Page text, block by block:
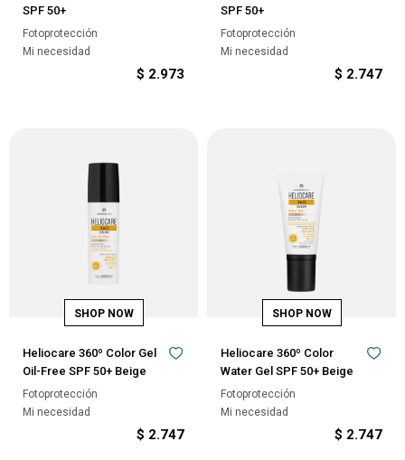
SPF 50+
Fotoprotección
Mi necesidad
$ 2.973
SPF 50+
Fotoprotección
Mi necesidad
$ 2.747
Heliocare 360º Color Gel
Oil-Free SPF 50+ Beige
Fotoprotección
Mi necesidad
$ 2.747
Heliocare 360º Color
Water Gel SPF 50+ Beige
Fotoprotección
Mi necesidad
$ 2.747